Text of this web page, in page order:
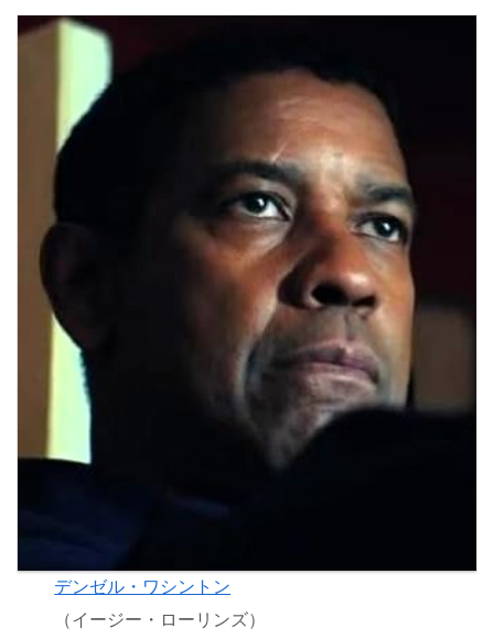
デンゼル・ワシントン
（イージー・ローリンズ）